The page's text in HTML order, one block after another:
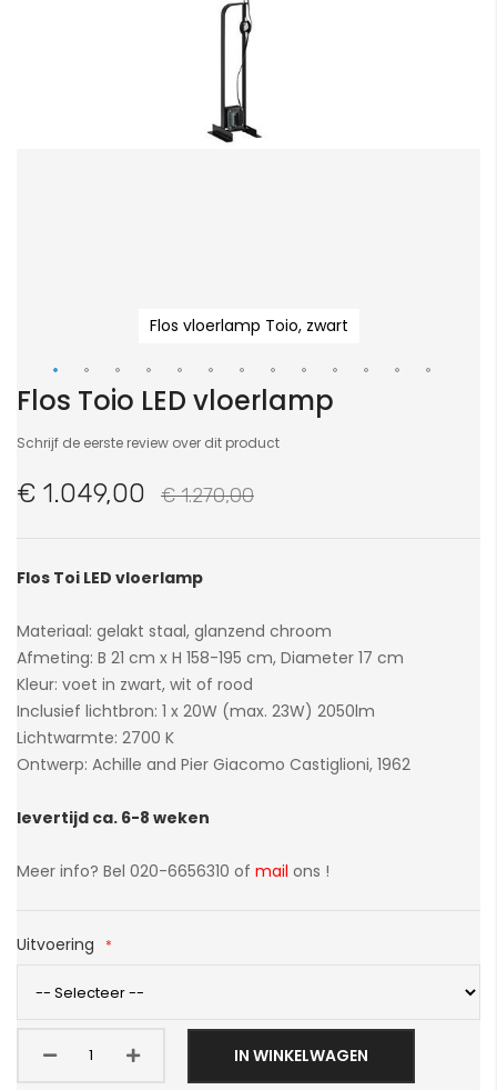
Flos vloerlamp Toio, zwart
Ga
het
begin
van
gallerij
Flos Toio LED vloerlamp
Schrijf de eerste review over dit product
€ 1.049,00 € 1.270,00
Flos Toi LED vloerlamp
Materiaal: gelakt staal, glanzend chroom
Afmeting: B 21 cm x H 158-195 cm, Diameter 17 cm
Kleur: voet in zwart, wit of rood
Inclusief lichtbron: 1 x 20W (max. 23W) 2050lm
Lichtwarmte: 2700 K
Ontwerp: Achille and Pier Giacomo Castiglioni, 1962
levertijd ca. 6-8 weken
Meer info? Bel 020-6656310 of mail ons !
Uitvoering
IN WINKELWAGEN